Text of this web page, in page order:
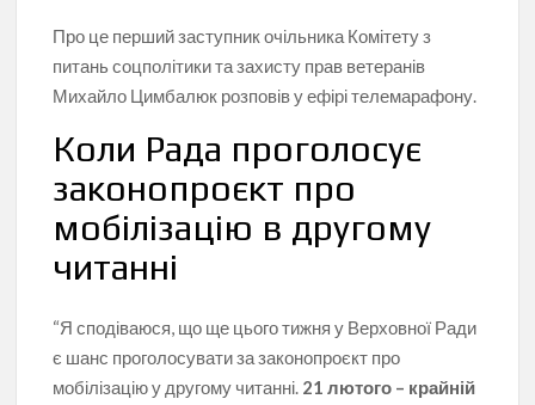
Про це перший заступник очільника Комітету з
питань соцполітики та захисту прав ветеранів
Михайло Цимбалюк розповів у ефірі телемарафону.
Коли Рада проголосує
законопроєкт про
мобілізацію в другому
читанні
“Я сподіваюся, що ще цього тижня у Верховної Ради
є шанс проголосувати за законопроєкт про
мобілізацію у другому читанні. 21 лютого – крайній